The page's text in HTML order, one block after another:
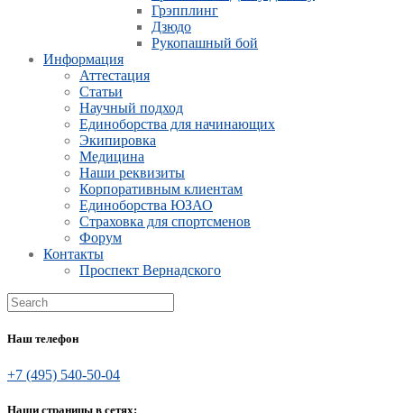
Грэпплинг
Дзюдо
Рукопашный бой
Информация
Аттестация
Статьи
Научный подход
Единоборства для начинающих
Экипировка
Медицина
Наши реквизиты
Корпоративным клиентам
Единоборства ЮЗАО
Страховка для спортсменов
Форум
Контакты
Проспект Вернадского
Наш телефон
+7 (495) 540-50-04
Наши страницы в сетях: